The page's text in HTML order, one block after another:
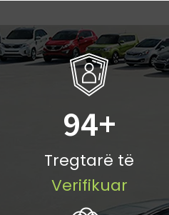
94+
Tregtarë të
Verifikuar